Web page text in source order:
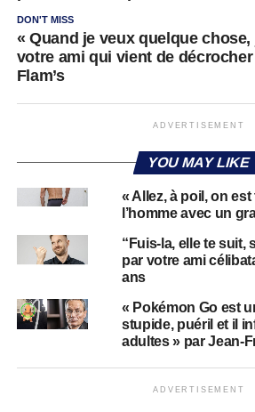
DON'T MISS
« Quand je veux quelque chose,
votre ami qui vient de
Flam’s
ADVERTISEMENT
YOU MAY LIKE
« Allez, à poil, on
l’homme avec un
“Fuis-la, elle te suit,
par votre ami
ans
« Pokémon Go est
stupide, puéril et il
adultes » par Jean-
ADVERTISEMENT